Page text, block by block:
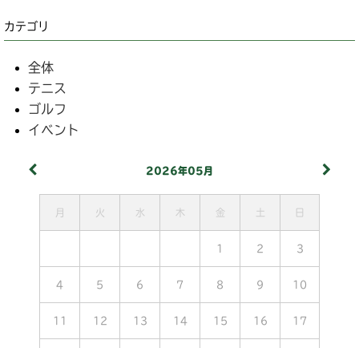
カテゴリ
全体
テニス
ゴルフ
イベント
2026年05月
月 火 水 木 金 土 日
1 2 3
4 5 6 7 8 9 10
11 12 13 14 15 16 17